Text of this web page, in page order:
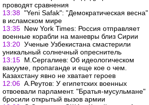
проводят сравнения
13:38 "Yeni Safak": "Демократическая весна"
в исламском мире
13:35 New York Times: Россия отправляет
военные корабли на маневры близ Сирии
13:20 Ученые Узбекистана смастерили
уникальный солнечный опреснитель
13:15 М.Сергалиев: Об идеологическом
вакууме, пропаганде и еще кое о чем.
Казахстану явно не хватает героев
12:06 А.Реутов: У египетских военных
отвоевали парламент. "Братья-мусульмане"
бросили открытый вызов армии